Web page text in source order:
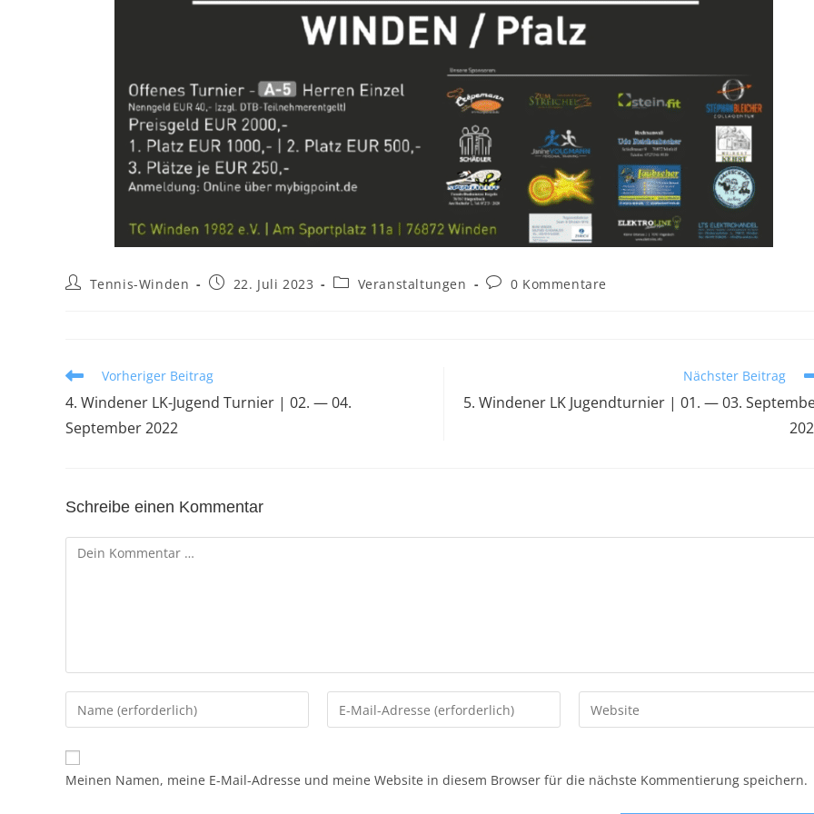
Tennis-Winden 22. Juli 2023 Veranstaltungen 0 Kommentare
Vorheriger Beitrag
4. Windener LK-Jugend Turnier | 02. — 04.
September 2022
Nächster Beitrag
5. Windener LK Jugendturnier | 01. — 03.
Schreibe einen Kommentar
Meinen Namen, meine E-Mail-Adresse und meine Website in diesem Browser für die nächste Kommentierung speichern.